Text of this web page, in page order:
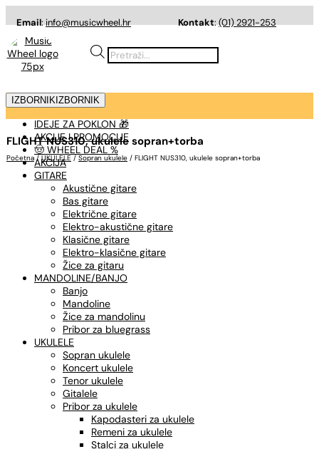
Email:info@musicwheel.hr Kontakt:(01) 2921-253
Products
search
IZBORNIK IZBORNIK
IDEJE ZA POKLON 🎁
AKCIJE I PROMOCIJE
🤠 WHEEL DEAL %
AKCIJA
GITARE
Akustične gitare
Bas gitare
Električne gitare
Elektro-akustične gitare
Klasične gitare
Elektro-klasične gitare
Žice za gitaru
MANDOLINE/BANJO
Banjo
Mandoline
Žice za mandolinu
Pribor za bluegrass
UKULELE
Sopran ukulele
Koncert ukulele
Tenor ukulele
Gitalele
Pribor za ukulele
Kapodasteri za ukulele
Remeni za ukulele
Stalci za ukulele
FLIGHT NUS310, ukulele sopran+torba
Početna / UKULELE / Sopran ukulele / FLIGHT NUS310, ukulele sopran+torba